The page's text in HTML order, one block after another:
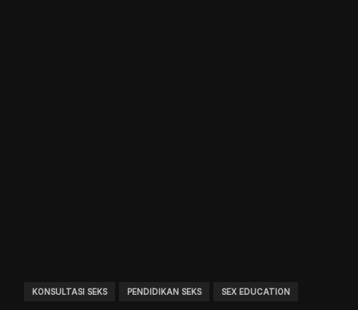
KONSULTASI SEKS PENDIDIKAN SEKS SEX EDUCATION